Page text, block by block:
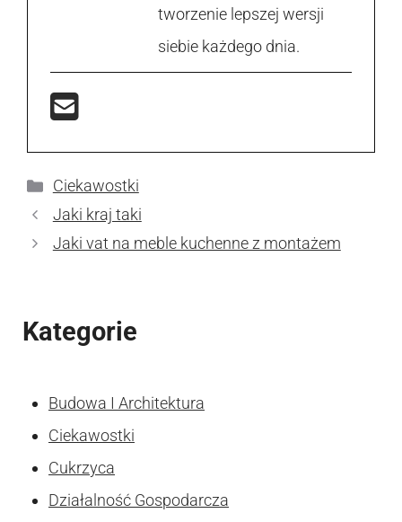
tworzenie lepszej wersji
siebie każdego dnia.
Kategorie
Ciekawostki
Jaki kraj taki
Jaki vat na meble kuchenne z montażem
Kategorie
Budowa I Architektura
Ciekawostki
Cukrzyca
Działalność Gospodarcza